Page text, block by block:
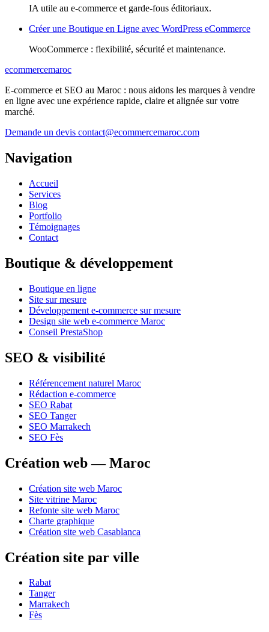
IA utile au e-commerce et garde-fous éditoriaux.
Créer une Boutique en Ligne avec WordPress eCommerce
WooCommerce : flexibilité, sécurité et maintenance.
ecommercemaroc
E-commerce et SEO au Maroc : nous aidons les marques à vendre
en ligne avec une expérience rapide, claire et alignée sur votre
marché.
Demande un devis contact@ecommercemaroc.com
Navigation
Accueil
Services
Blog
Portfolio
Témoignages
Contact
Boutique & développement
Boutique en ligne
Site sur mesure
Développement e-commerce sur mesure
Design site web e-commerce Maroc
Conseil PrestaShop
SEO & visibilité
Référencement naturel Maroc
Rédaction e-commerce
SEO Rabat
SEO Tanger
SEO Marrakech
SEO Fès
Création web — Maroc
Création site web Maroc
Site vitrine Maroc
Refonte site web Maroc
Charte graphique
Création site web Casablanca
Création site par ville
Rabat
Tanger
Marrakech
Fès